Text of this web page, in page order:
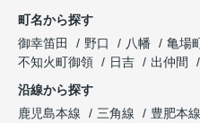
町名から探す
御幸笛田
野口 八幡 亀場
不知火町御領
日吉 出仲間
沿線から探す
鹿児島本線
三角線 豊肥本線